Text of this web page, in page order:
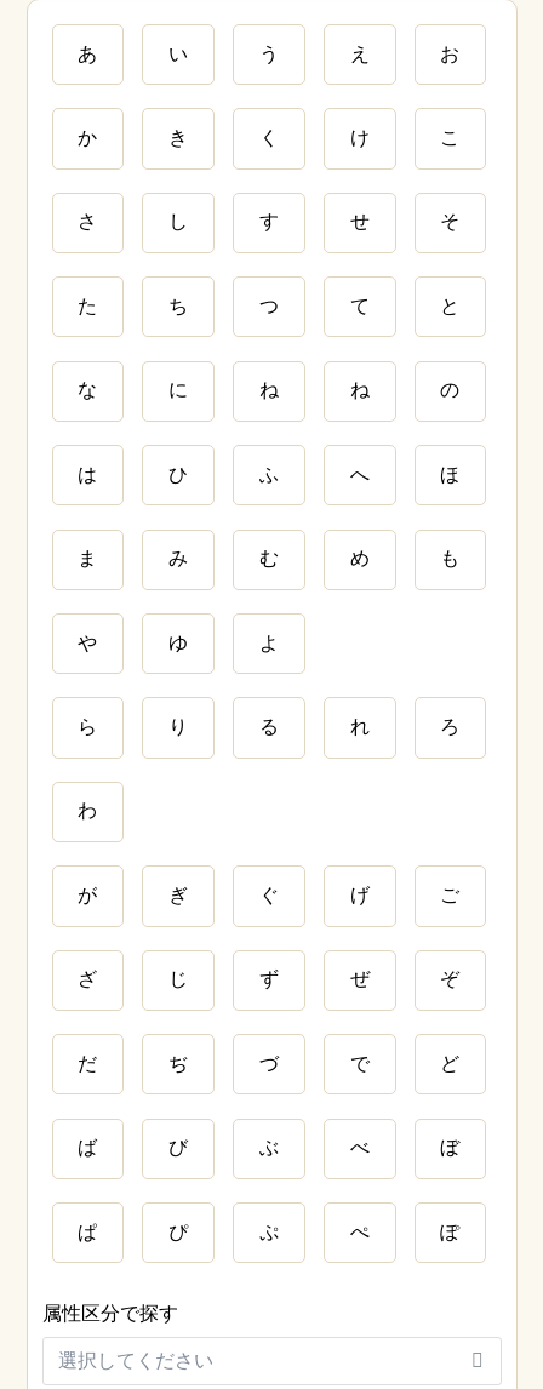
あ い う え お
か き く け こ
さ し す せ そ
た ち つ て と
な に ね ね の
は ひ ふ へ ほ
ま み む め も
や ゆ よ
ら り る れ ろ
わ
が ぎ ぐ げ ご
ざ じ ず ぜ ぞ
だ ぢ づ で ど
ば び ぶ べ ぼ
ぱ ぴ ぷ ぺ ぽ
属性区分で探す